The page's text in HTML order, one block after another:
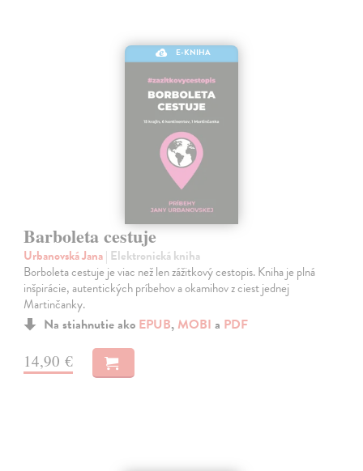
E-KNIHA
Barboleta cestuje
Urbanovská Jana| Elektronická kniha
Borboleta cestuje je viac než len zážitkový cestopis. Kniha je plná
inšpirácie, autentických príbehov a okamihov z ciest jednej
Martinčanky.
Na stiahnutie ako EPUB, MOBI a PDF
14,90 €